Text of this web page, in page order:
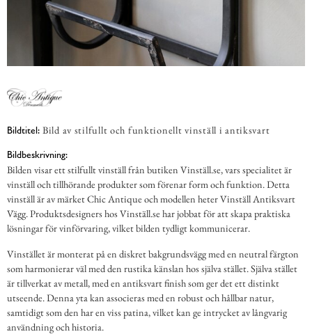
Bildtitel: Bild av stilfullt och funktionellt vinställ i antiksvart
Bildbeskrivning:
Bilden visar ett stilfullt vinställ från butiken Vinställ.se, vars specialitet är
vinställ och tillhörande produkter som förenar form och funktion. Detta
vinställ är av märket Chic Antique och modellen heter Vinställ Antiksvart
Vägg. Produktsdesigners hos Vinställ.se har jobbat för att skapa praktiska
lösningar för vinförvaring, vilket bilden tydligt kommunicerar.
Vinstället är monterat på en diskret bakgrundsvägg med en neutral färgton
som harmonierar väl med den rustika känslan hos själva stället. Själva stället
är tillverkat av metall, med en antiksvart finish som ger det ett distinkt
utseende. Denna yta kan associeras med en robust och hållbar natur,
samtidigt som den har en viss patina, vilket kan ge intrycket av långvarig
användning och historia.